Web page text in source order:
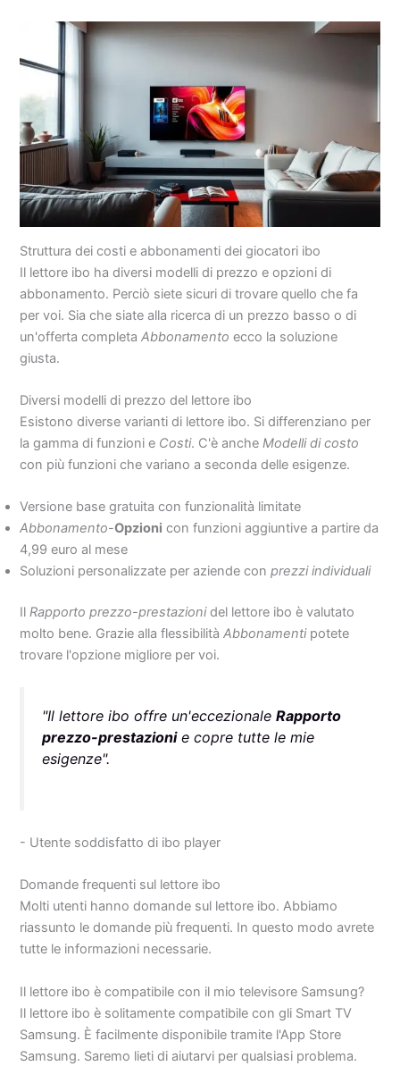
Struttura dei costi e abbonamenti dei giocatori ibo
Il lettore ibo ha diversi modelli di prezzo e opzioni di
abbonamento. Perciò siete sicuri di trovare quello che fa
per voi. Sia che siate alla ricerca di un prezzo basso o di
un'offerta completaAbbonamento ecco la soluzione
giusta.
Diversi modelli di prezzo del lettore ibo
Esistono diverse varianti di lettore ibo. Si differenziano per
la gamma di funzioni e Costi. C'è ancheModelli di costo
con più funzioni che variano a seconda delle esigenze.
Versione base gratuita con funzionalità limitate
Abbonamento-Opzioni con funzioni aggiuntive a partire da
4,99 euro al mese
Soluzioni personalizzate per aziende conprezzi individuali
IlRapporto prezzo-prestazionidel lettore ibo è valutato
molto bene. Grazie alla flessibilitàAbbonamentipotete
trovare l'opzione migliore per voi.
"Il lettore ibo offre un'eccezionaleRapporto
prezzo-prestazionie copre tutte le mie
esigenze".
- Utente soddisfatto di ibo player
Domande frequenti sul lettore ibo
Molti utenti hanno domande sul lettore ibo. Abbiamo
riassunto le domande più frequenti. In questo modo avrete
tutte le informazioni necessarie.
Il lettore ibo è compatibile con il mio televisore Samsung?
Il lettore ibo è solitamente compatibile con gli Smart TV
Samsung. È facilmente disponibile tramite l'App Store
Samsung. Saremo lieti di aiutarvi per qualsiasi problema.